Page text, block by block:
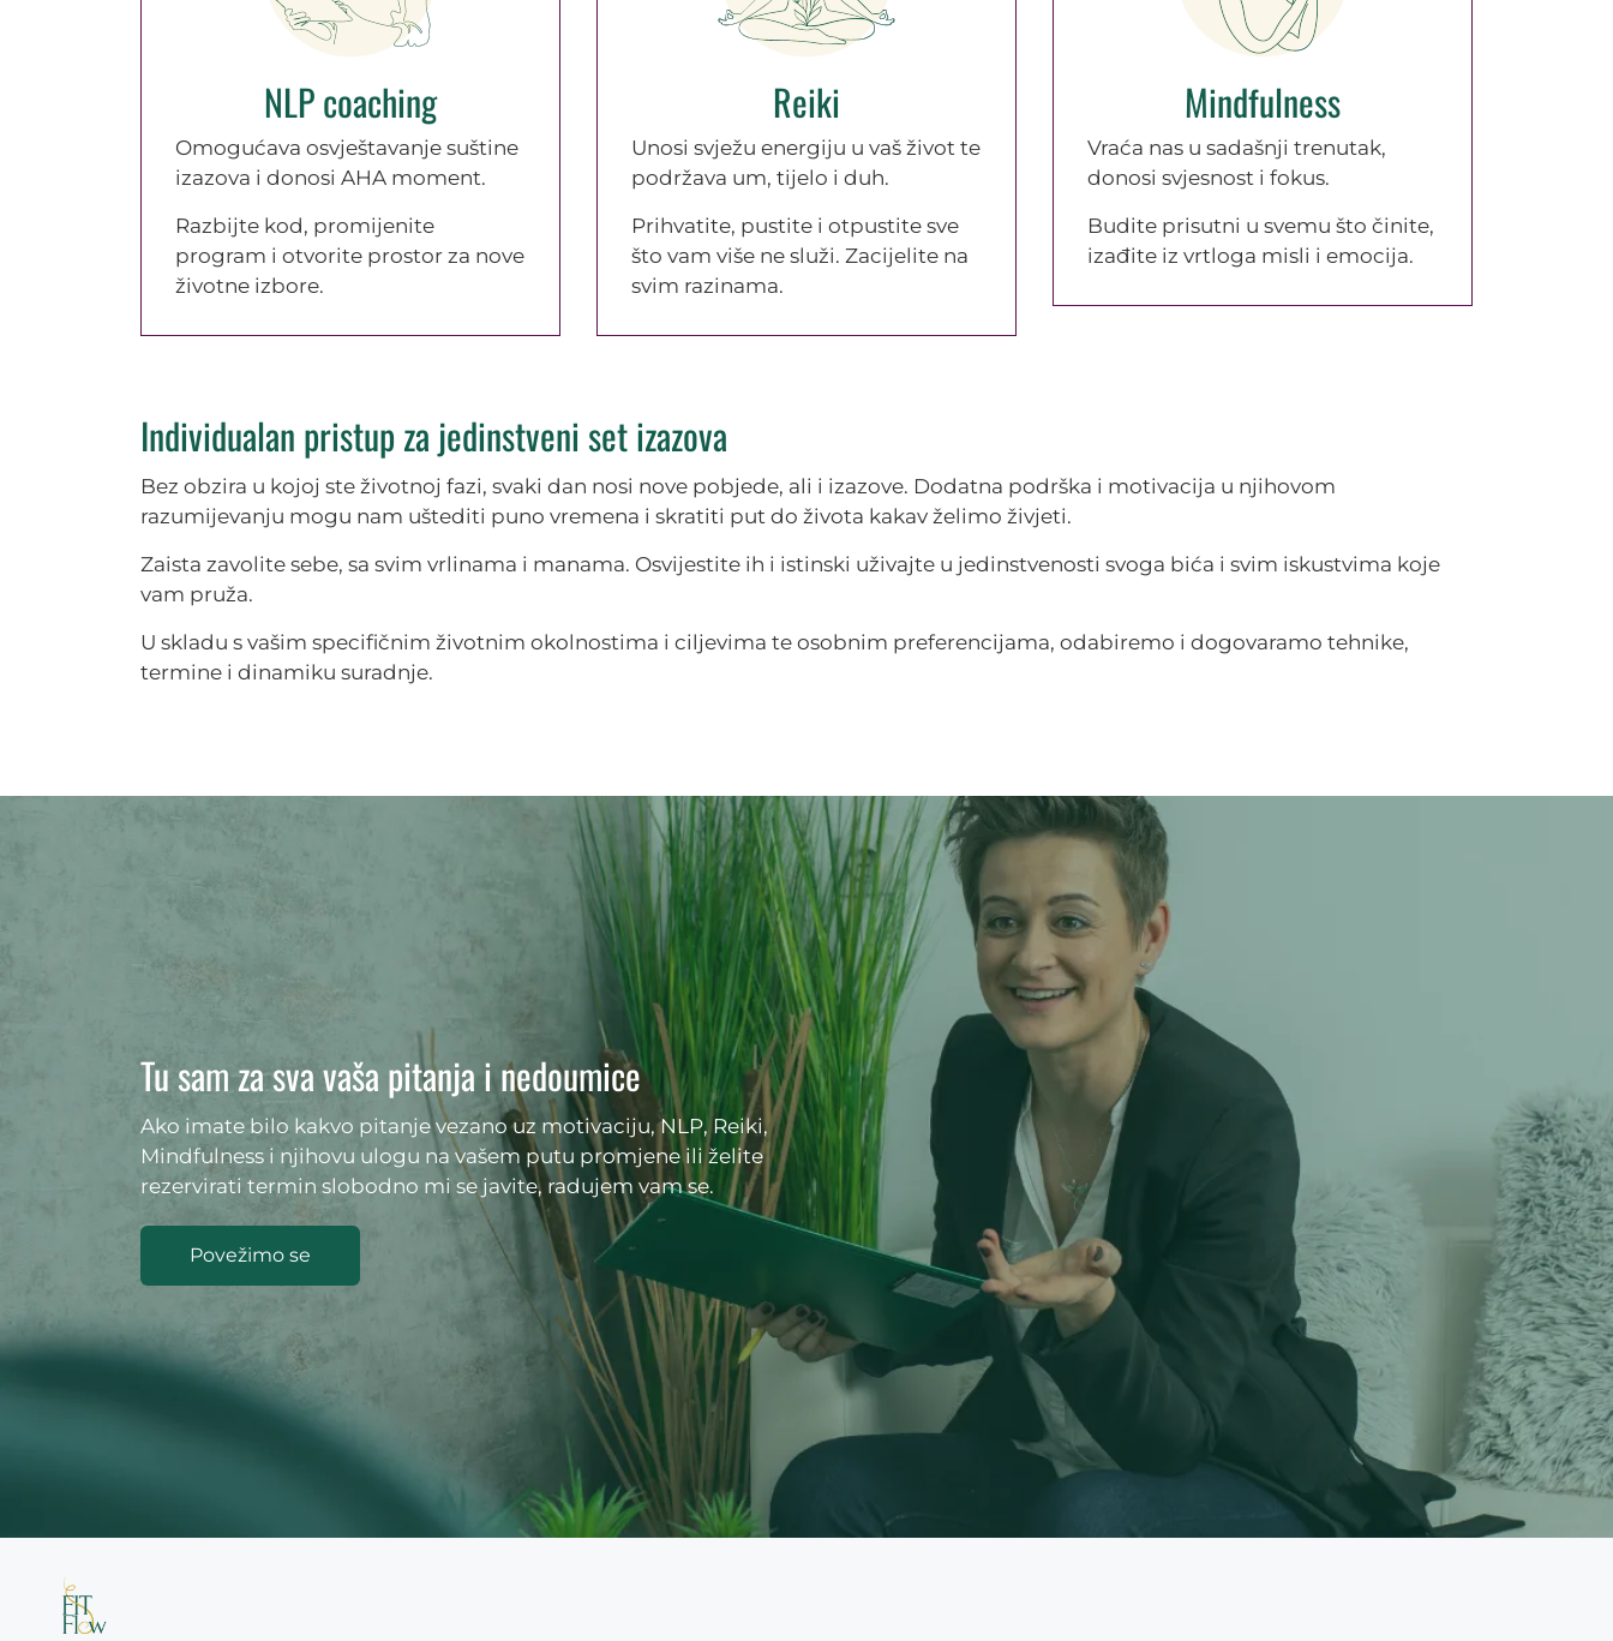
NLP coaching
Omogućava osvještavanje suštine
izazova i donosi AHA moment.
Razbijte kod, promijenite
program i otvorite prostor za nove
životne izbore.
Reiki
Unosi svježu energiju u vaš život te
podržava um, tijelo i duh.
Prihvatite, pustite i otpustite sve
što vam više ne služi. Zacijelite na
svim razinama.
Mindfulness
Vraća nas u sadašnji trenutak,
donosi svjesnost i fokus.
Budite prisutni u svemu što činite,
izađite iz vrtloga misli i emocija.
Individualan pristup za jedinstveni set izazova
Bez obzira u kojoj ste životnoj fazi, svaki dan nosi nove pobjede, ali i izazove. Dodatna podrška i motivacija u njihovom
razumijevanju mogu nam uštediti puno vremena i skratiti put do života kakav želimo živjeti.
Zaista zavolite sebe, sa svim vrlinama i manama. Osvijestite ih i istinski uživajte u jedinstvenosti svoga bića i svim iskustvima koje
vam pruža.
U skladu s vašim specifičnim životnim okolnostima i ciljevima te osobnim preferencijama, odabiremo i dogovaramo tehnike,
termine i dinamiku suradnje.
Tu sam za sva vaša pitanja i nedoumice
Ako imate bilo kakvo pitanje vezano uz motivaciju, NLP, Reiki,
Mindfulness i njihovu ulogu na vašem putu promjene ili želite
rezervirati termin slobodno mi se javite, radujem vam se.
Povežimo se